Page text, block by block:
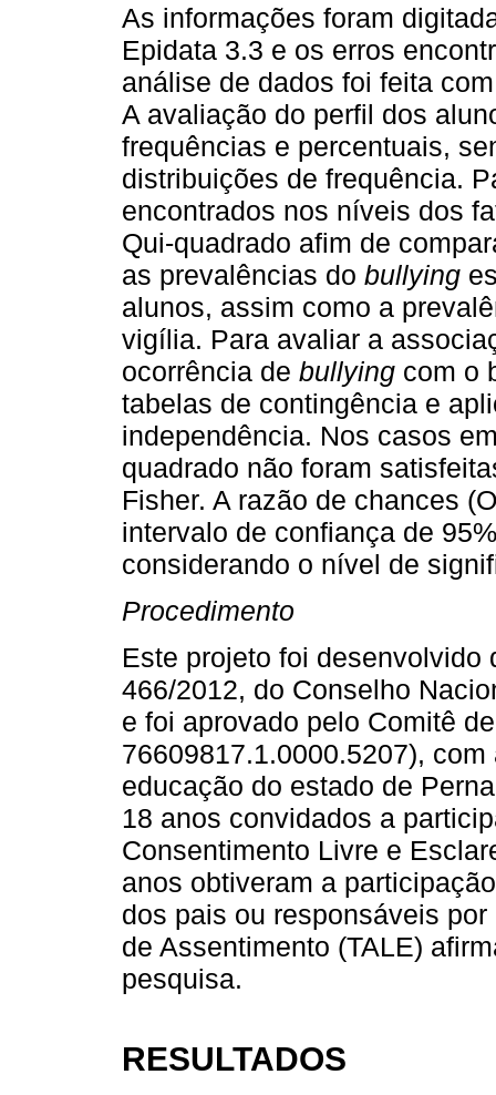
As informações foram
Epidata 3.3 e os erros
análise de dados foi feita
A avaliação do perfil dos
frequências e percentuais,
distribuições de frequência.
encontrados nos níveis dos
Qui-quadrado afim de
as prevalências do bullying
alunos, assim como a
vigília. Para avaliar a
ocorrência de bullying com o
tabelas de contingência e
independência. Nos casos
quadrado não foram
Fisher. A razão de chances
intervalo de confiança de
considerando o nível de
Procedimento
Este projeto foi desenvolvido
466/2012, do Conselho
e foi aprovado pelo Comitê
76609817.1.0000.5207),
educação do estado de
18 anos convidados a
Consentimento Livre e
anos obtiveram a
dos pais ou responsáveis
de Assentimento (TALE)
pesquisa.
RESULTADOS